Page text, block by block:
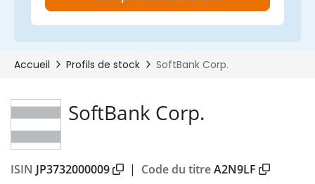
SoftBank Corp.
ISIN JP3732000009 | Code du titreA2N9LF